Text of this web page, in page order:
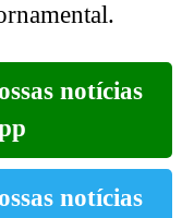
notícias
notícias